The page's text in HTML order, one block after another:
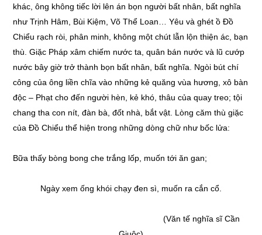
khác, ông không tiếc lời lên án bọn người bất nhân, bất nghĩa
như Trịnh Hâm, Bùi Kiệm, Võ Thể Loan… Yêu và ghét ồ Đồ
Chiểu rạch ròi, phân minh, không một chút lẫn lộn thiện ác, bạn
thù. Giặc Pháp xâm chiếm nước ta, quân bán nước và lũ cướp
nước bây giờ trở thành bọn bất nhân, bất nghĩa. Ngòi bút chí
công của ông liền chĩa vào những kẻ quăng vùa hương, xô bàn
độc – Phạt cho đến người hèn, kẻ khó, thâu của quay treo; tội
chang tha con nít, đàn bà, đốt nhà, bắt vật. Lòng căm thù giặc
của Đồ Chiểu thể hiện trong những dòng chữ như bốc lửa:
Bữa thấy bòng bong che trắng lốp, muốn tới ăn gan;
Ngày xem ống khói chạy đen sì, muốn ra cắn cổ.
(Văn tế nghĩa sĩ Cần